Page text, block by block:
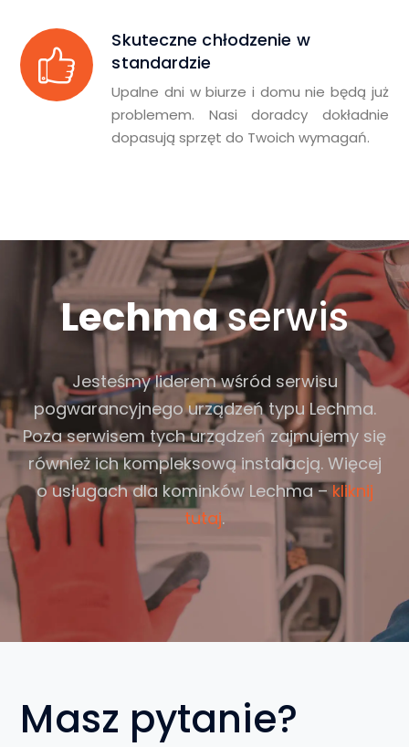
Skuteczne chłodzenie w
standardzie
Upalne dni w biurze i domu nie będą już
problemem. Nasi doradcy dokładnie
dopasują sprzęt do Twoich wymagań.
Lechmaserwis
Jesteśmy liderem wśród serwisu
pogwarancyjnego urządzeń typu Lechma.
Poza serwisem tych urządzeń zajmujemy się
również ich kompleksową instalacją. Więcej
o usługach dla kominków Lechma – kliknij
tutaj.
Masz pytanie?